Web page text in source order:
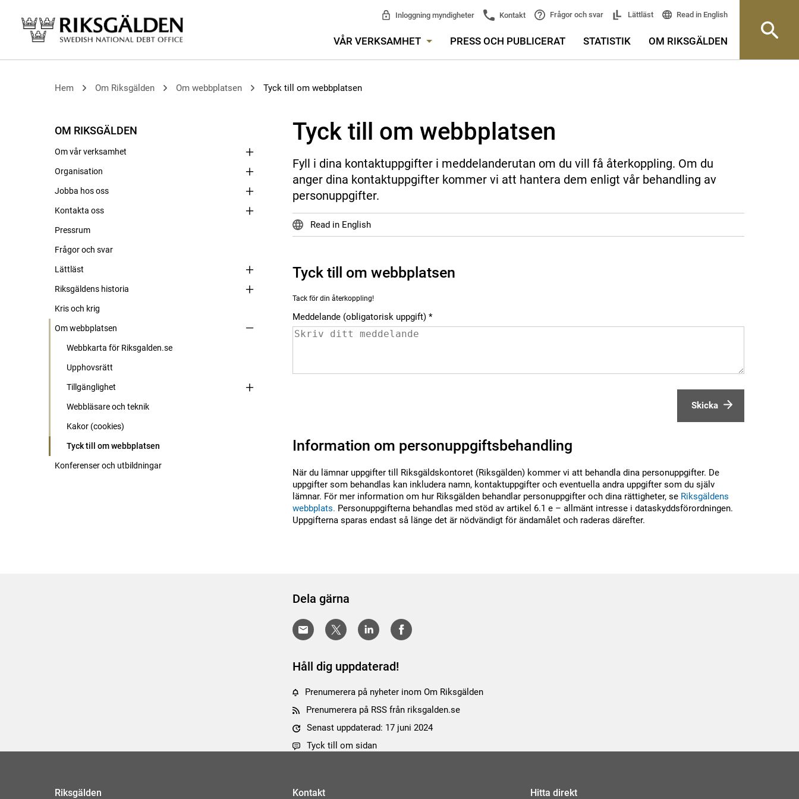
Inloggning myndigheter Kontakt Frågor och svar Lättläst Read in English
VÅR VERKSAMHET PRESS OCH PUBLICERAT STATISTIK OM RIKSGÄLDEN
Hem Om Riksgälden Om webbplatsen Tyck till om webbplatsen
OM RIKSGÄLDEN
Om vår verksamhet
Organisation
Jobba hos oss
Kontakta oss
Pressrum
Frågor och svar
Lättläst
Riksgäldens historia
Kris och krig
Om webbplatsen
Webbkarta för Riksgalden.se
Upphovsrätt
Tillgänglighet
Webbläsare och teknik
Kakor (cookies)
Tyck till om webbplatsen
Konferenser och utbildningar
Tyck till om webbplatsen
Fyll i dina kontaktuppgifter i meddelanderutan om du vill få återkoppling. Om du
anger dina kontaktuppgifter kommer vi att hantera dem enligt vår behandling av
personuppgifter.
Read in English
Tyck till om webbplatsen
Tack för din återkoppling!
Meddelande (obligatorisk uppgift)
Skicka
Information om personuppgiftsbehandling
När du lämnar uppgifter till Riksgäldskontoret (Riksgälden) kommer vi att behandla dina personuppgifter. De
uppgifter som behandlas kan inkludera namn, kontaktuppgifter och eventuella andra uppgifter som du själv
lämnar. För mer information om hur Riksgälden behandlar personuppgifter och dina rättigheter, se Riksgäldens
webbplats. Personuppgifterna behandlas med stöd av artikel 6.1 e – allmänt intresse i dataskyddsförordningen.
Uppgifterna sparas endast så länge det är nödvändigt för ändamålet och raderas därefter.
Dela gärna
Håll dig uppdaterad!
Prenumerera på nyheter inom Om Riksgälden
Prenumerera på RSS från riksgalden.se
Senast uppdaterad: 17 juni 2024
Tyck till om sidan
Riksgälden Kontakt Hitta direkt